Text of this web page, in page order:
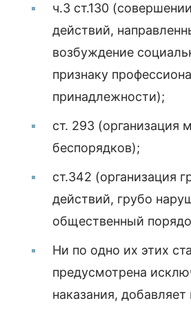
ч.3 ст.130
действий,
возбуждение
признаку
принадлежности);
ст. 293 (организация
беспорядков);
ст.342 (организация
действий, грубо
общественный
Ни по одно их этих
предусмотрена
наказания, добавляет